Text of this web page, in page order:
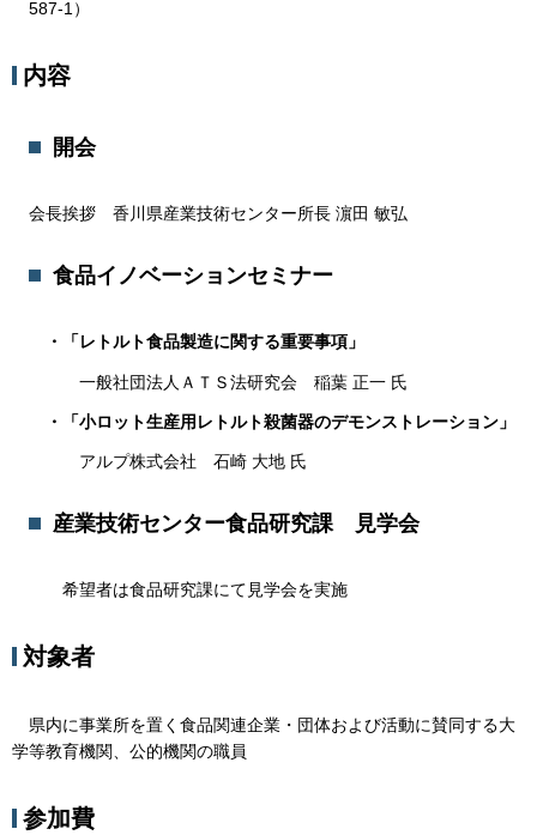
587-1）
内容
開会
会長挨拶 香川県産業技術センター所長 濵田 敏弘
食品イノベーションセミナー
・「レトルト食品製造に関する重要事項 」
一般社団法人ＡＴＳ法研究会 稲葉 正一 氏
・「小ロット生産用レトルト殺菌器のデモンストレーション」
アルプ株式会社 石崎 大地 氏
産業技術センター食品研究課 見学会
希望者は食品研究課にて見学会を実施
対象者
県内に事業所を置く食品関連企業・団体および活動に賛同する大
学等教育機関、公的機関の職員
参加費